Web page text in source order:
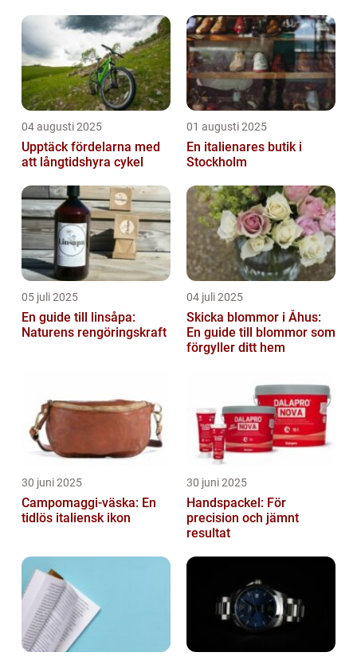
04 augusti 2025
Upptäck fördelarna med
att långtidshyra cykel
01 augusti 2025
En italienares butik i
Stockholm
05 juli 2025
En guide till linsåpa:
Naturens rengöringskraft
04 juli 2025
Skicka blommor i Åhus:
En guide till blommor som
förgyller ditt hem
30 juni 2025
Campomaggi-väska: En
tidlös italiensk ikon
30 juni 2025
Handspackel: För
precision och jämnt
resultat